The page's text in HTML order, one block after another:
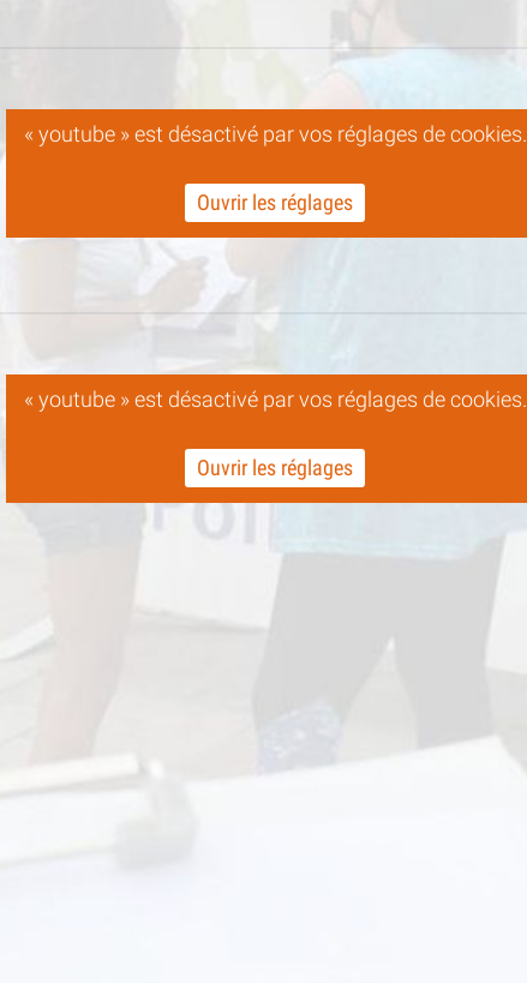
« youtube » est désactivé par vos réglages de cookies.
Ouvrir les réglages
« youtube » est désactivé par vos réglages de cookies.
Ouvrir les réglages